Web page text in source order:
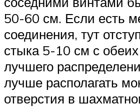
50-60 см. Если есть
соединения, тут
стыка 5-10 см с
лучшего
лучше располагать
отверстия в